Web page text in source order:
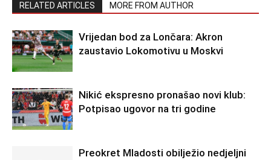
RELATED ARTICLES MORE FROM AUTHOR
Vrijedan bod za Lončara: Akron
zaustavio Lokomotivu u Moskvi
Nikić ekspresno pronašao novi klub:
Potpisao ugovor na tri godine
Preokret Mladosti obilježio nedjeljni